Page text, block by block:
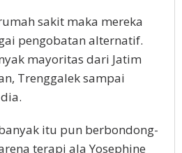
sakit maka mereka
pengobatan alternatif.
mayoritas dari Jatim
Trenggalek sampai
itu pun berbondong-
terapi ala Yosephine